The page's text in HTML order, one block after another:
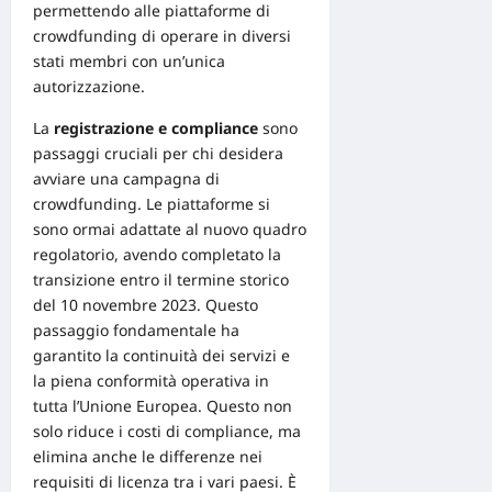
permettendo alle piattaforme di
crowdfunding di operare in diversi
stati membri con un’unica
autorizzazione.
La registrazione e compliance sono
passaggi cruciali per chi desidera
avviare una campagna di
crowdfunding. Le piattaforme si
sono ormai adattate al nuovo quadro
regolatorio, avendo completato la
transizione entro il termine storico
del 10 novembre 2023. Questo
passaggio fondamentale ha
garantito la continuità dei servizi e
la piena conformità operativa in
tutta l’Unione Europea. Questo non
solo riduce i costi di compliance, ma
elimina anche le differenze nei
requisiti di licenza tra i vari paesi. È